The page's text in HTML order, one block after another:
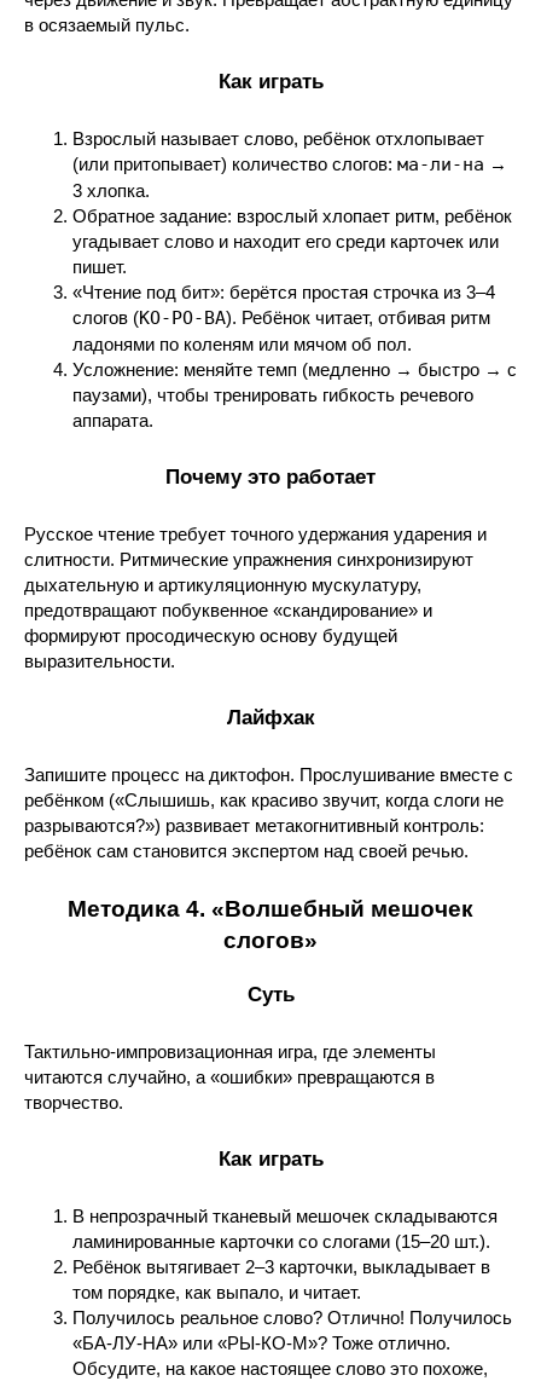
в осязаемый пульс.
Как играть
Взрослый называет слово, ребёнок отхлопывает
(или притопывает) количество слогов: ма-ли-на →
3 хлопка.
Обратное задание: взрослый хлопает ритм, ребёнок
угадывает слово и находит его среди карточек или
пишет.
«Чтение под бит»: берётся простая строчка из 3–4
слогов (КО-РО-ВА). Ребёнок читает, отбивая ритм
ладонями по коленям или мячом об пол.
Усложнение: меняйте темп (медленно → быстро → с
паузами), чтобы тренировать гибкость речевого
аппарата.
Почему это работает
Русское чтение требует точного удержания ударения и
слитности. Ритмические упражнения синхронизируют
дыхательную и артикуляционную мускулатуру,
предотвращают побуквенное «скандирование» и
формируют просодическую основу будущей
выразительности.
Лайфхак
Запишите процесс на диктофон. Прослушивание вместе с
ребёнком («Слышишь, как красиво звучит, когда слоги не
разрываются?») развивает метакогнитивный контроль:
ребёнок сам становится экспертом над своей речью.
Методика 4. «Волшебный мешочек
слогов»
Суть
Тактильно-импровизационная игра, где элементы
читаются случайно, а «ошибки» превращаются в
творчество.
Как играть
В непрозрачный тканевый мешочек складываются
ламинированные карточки со слогами (15–20 шт.).
Ребёнок вытягивает 2–3 карточки, выкладывает в
том порядке, как выпало, и читает.
Получилось реальное слово? Отлично! Получилось
«БА-ЛУ-НА» или «РЫ-КО-М»? Тоже отлично.
Обсудите, на какое настоящее слово это похоже,